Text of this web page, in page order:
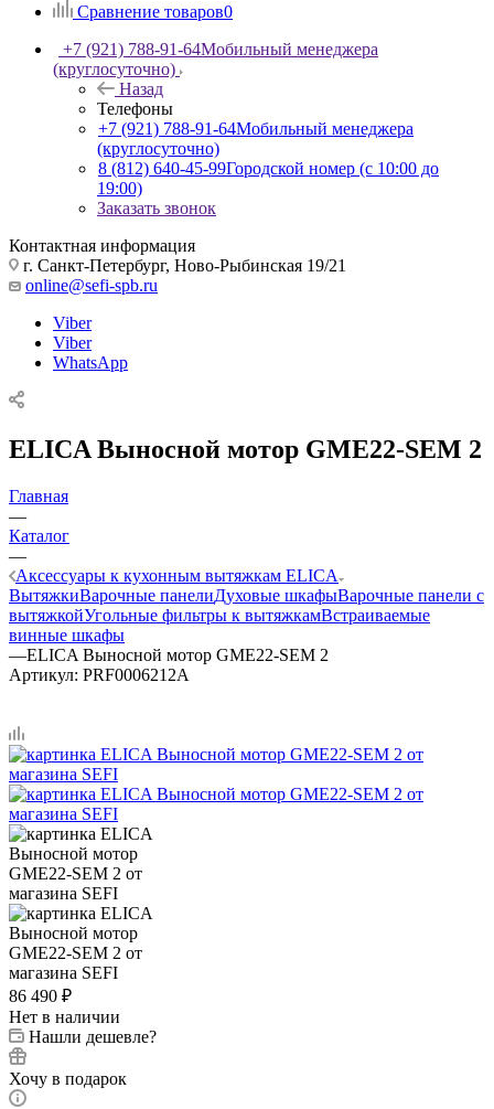
Сравнение товаров0
+7 (921) 788-91-64Мобильный менеджера
(круглосуточно)
Назад
Телефоны
+7 (921) 788-91-64Мобильный менеджера
(круглосуточно)
8 (812) 640-45-99Городской номер (с 10:00 до
19:00)
Заказать звонок
Контактная информация
г. Санкт-Петербург, Ново-Рыбинская 19/21
online@sefi-spb.ru
Viber
Viber
WhatsApp
ELICA Выносной мотор GME22-SEM 2
Главная
—
Каталог
—
Аксессуары к кухонным вытяжкам ELICA
ВытяжкиВарочные панелиДуховые шкафыВарочные панели с
вытяжкойУгольные фильтры к вытяжкамВстраиваемые
винные шкафы
—ELICA Выносной мотор GME22-SEM 2
Артикул: PRF0006212A
86 490 ₽
Нет в наличии
Нашли дешевле?
Хочу в подарок